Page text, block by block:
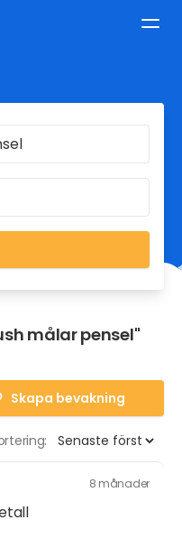
målar pensel"
Skapa bevakning
8 månader